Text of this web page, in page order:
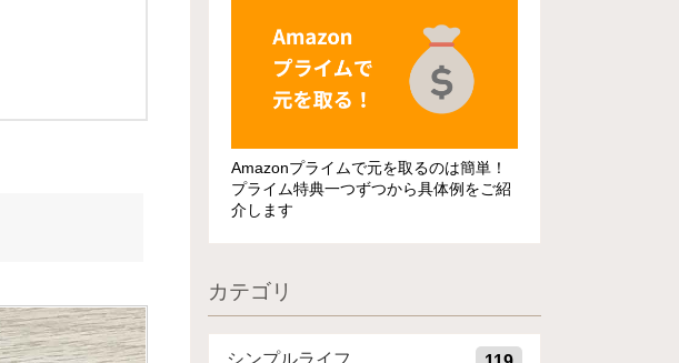
Amazonプライムで元を取るのは簡単！
プライム特典一つずつから具体例をご紹
介します
カテゴリ
シンプルライフ